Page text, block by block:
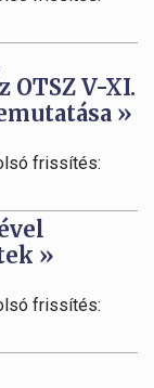
V-XI.
»
frissítés:
»
frissítés: